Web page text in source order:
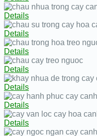
Details
Details
Details
Details
Details
Details
Details